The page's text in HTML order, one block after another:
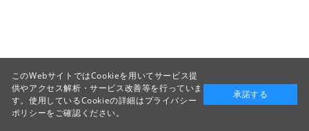
このWebサイトではCookieを用いてサービス提
供やアクセス解析・サービス改善等を行っていま
す。使用しているCookieの詳細はプライバシー
ポリシーをご確認ください。
承諾する